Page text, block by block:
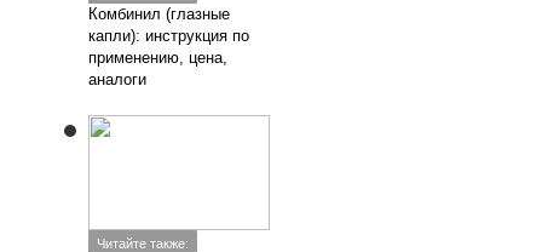
Комбинил (глазные
капли): инструкция по
применению, цена,
аналоги
Читайте также: